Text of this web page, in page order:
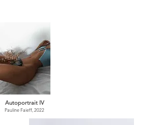
Autoportrait IV
Pauline Faieff, 2022